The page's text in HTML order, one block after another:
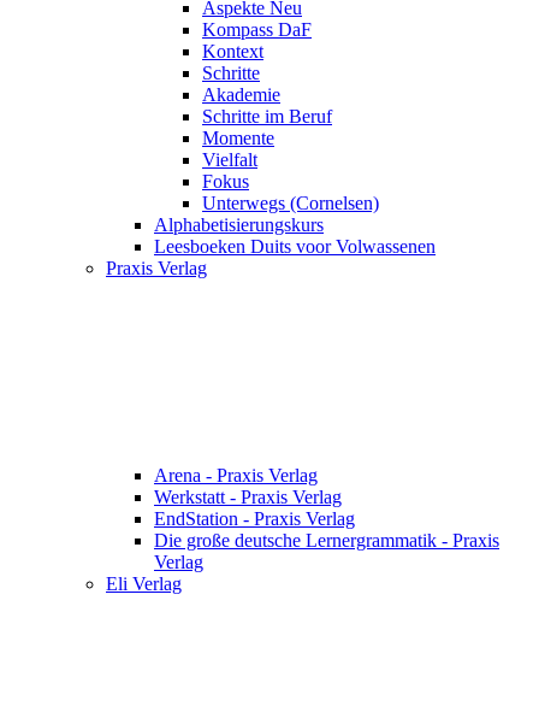
Aspekte Neu
Kompass DaF
Kontext
Schritte
Akademie
Schritte im Beruf
Momente
Vielfalt
Fokus
Unterwegs (Cornelsen)
Alphabetisierungskurs
Leesboeken Duits voor Volwassenen
Praxis Verlag
Arena - Praxis Verlag
Werkstatt - Praxis Verlag
EndStation - Praxis Verlag
Die große deutsche Lernergrammatik - Praxis
Verlag
Eli Verlag